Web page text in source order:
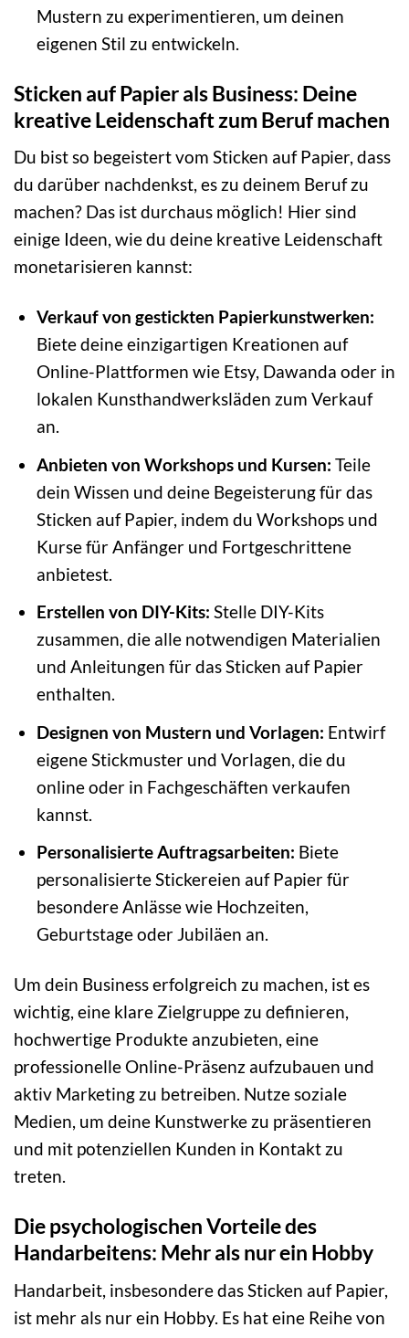
Mustern zu experimentieren, um deinen
eigenen Stil zu entwickeln.
Sticken auf Papier als Business: Deine
kreative Leidenschaft zum Beruf machen
Du bist so begeistert vom Sticken auf Papier, dass
du darüber nachdenkst, es zu deinem Beruf zu
machen? Das ist durchaus möglich! Hier sind
einige Ideen, wie du deine kreative Leidenschaft
monetarisieren kannst:
Verkauf von gestickten Papierkunstwerken:
Biete deine einzigartigen Kreationen auf
Online-Plattformen wie Etsy, Dawanda oder in
lokalen Kunsthandwerksläden zum Verkauf
an.
Anbieten von Workshops und Kursen: Teile
dein Wissen und deine Begeisterung für das
Sticken auf Papier, indem du Workshops und
Kurse für Anfänger und Fortgeschrittene
anbietest.
Erstellen von DIY-Kits: Stelle DIY-Kits
zusammen, die alle notwendigen Materialien
und Anleitungen für das Sticken auf Papier
enthalten.
Designen von Mustern und Vorlagen: Entwirf
eigene Stickmuster und Vorlagen, die du
online oder in Fachgeschäften verkaufen
kannst.
Personalisierte Auftragsarbeiten: Biete
personalisierte Stickereien auf Papier für
besondere Anlässe wie Hochzeiten,
Geburtstage oder Jubiläen an.
Um dein Business erfolgreich zu machen, ist es
wichtig, eine klare Zielgruppe zu definieren,
hochwertige Produkte anzubieten, eine
professionelle Online-Präsenz aufzubauen und
aktiv Marketing zu betreiben. Nutze soziale
Medien, um deine Kunstwerke zu präsentieren
und mit potenziellen Kunden in Kontakt zu
treten.
Die psychologischen Vorteile des
Handarbeitens: Mehr als nur ein Hobby
Handarbeit, insbesondere das Sticken auf Papier,
ist mehr als nur ein Hobby. Es hat eine Reihe von